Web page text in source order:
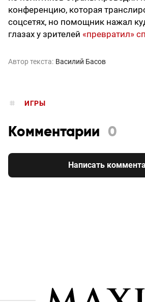
конференцию, которая
соцсетях, но помощник нажал
глазах у зрителей «превратил»
Автор текста: Василий Басов
ИГРЫ
Комментарии 0
Написать